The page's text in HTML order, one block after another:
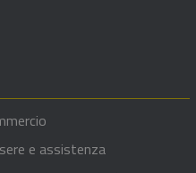
e assistenza